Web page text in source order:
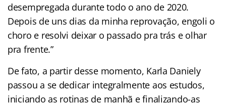
desempregada durante todo o ano de 2020.
Depois de uns dias da minha reprovação, engoli o
choro e resolvi deixar o passado pra trás e olhar
pra frente.”
De fato, a partir desse momento, Karla Daniely
passou a se dedicar integralmente aos estudos,
iniciando as rotinas de manhã e finalizando-as